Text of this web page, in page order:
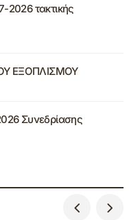
τακτικής
ΕΞΟΠΛΙΣΜΟΥ
Συνεδρίασης